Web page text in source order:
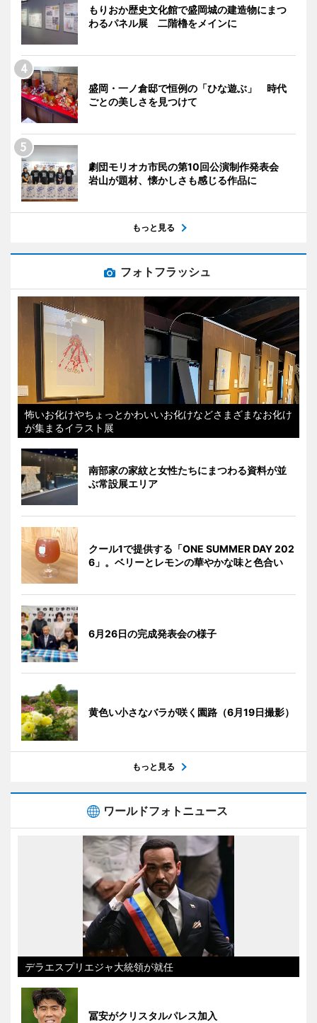
もりおか歴史文化館で盛岡城の建造物にまつ
わるパネル展 二階櫓をメインに
盛岡・一ノ倉邸で恒例の「ひな遊ぶ」 時代
ごとの美しさを見つけて
劇団モリオカ市民の第10回公演制作発表会
岩山が題材、懐かしさも感じる作品に
もっと見る
フォトフラッシュ
怖いお化けやちょっとかわいいお化けなどさまざまなお化け
が集まるイラスト展
南部家の家紋と女性たちにまつわる資料が並
ぶ常設展エリア
クール1で提供する「ONE SUMMER DAY 202
6」。ベリーとレモンの華やかな味と色合い
6月26日の完成発表会の様子
黄色い小さなバラが咲く園路（6月19日撮影）
もっと見る
ワールドフォトニュース
デラエスプリエジャ大統領が就任
冨安がクリスタルパレス加入